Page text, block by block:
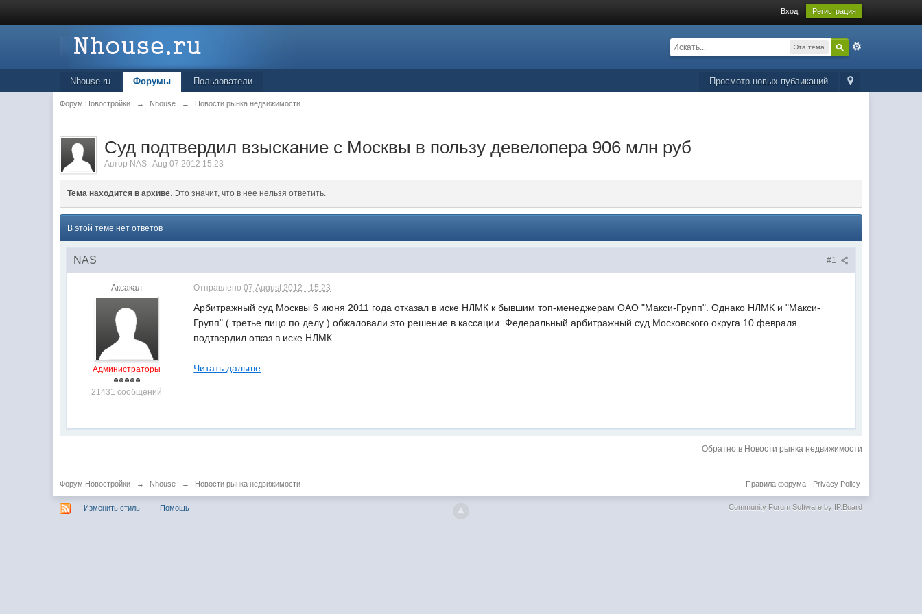
Вход Регистрация
Эта тема
Просмотр новых публикаций
Nhouse.ru Форумы Пользователи
Форум Новостройки → Nhouse → Новости рынка недвижимости
.
Суд подтвердил взыскание с Москвы в пользу девелопера 906 млн руб
Автор NAS ,Aug 07 2012 15:23
Тема находится в архиве. Это значит, что в нее нельзя ответить.
В этой теме нет ответов
#1
NAS
Аксакал
Администраторы
21431 сообщений
Отправлено07 August 2012 - 15:23
Арбитражный суд Москвы 6 июня 2011 года отказал в иске НЛМК к бывшим топ-менеджерам ОАО "Макси-Групп". Однако НЛМК и "Макси-
Групп" ( третье лицо по делу ) обжаловали это решение в кассации. Федеральный арбитражный суд Московского округа 10 февраля
подтвердил отказ в иске НЛМК.
Читать дальше
Обратно в Новости рынка недвижимости
Форум Новостройки → Nhouse → Новости рынка недвижимости Privacy Policy
Правила форума·
Изменить стиль Помощь Community Forum Software by IP.Board